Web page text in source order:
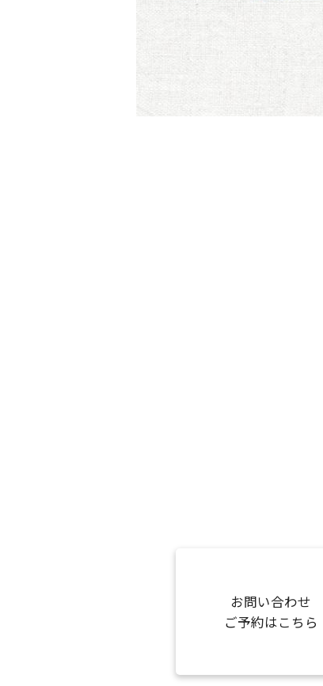
お問い合わせ
ご予約はこちら